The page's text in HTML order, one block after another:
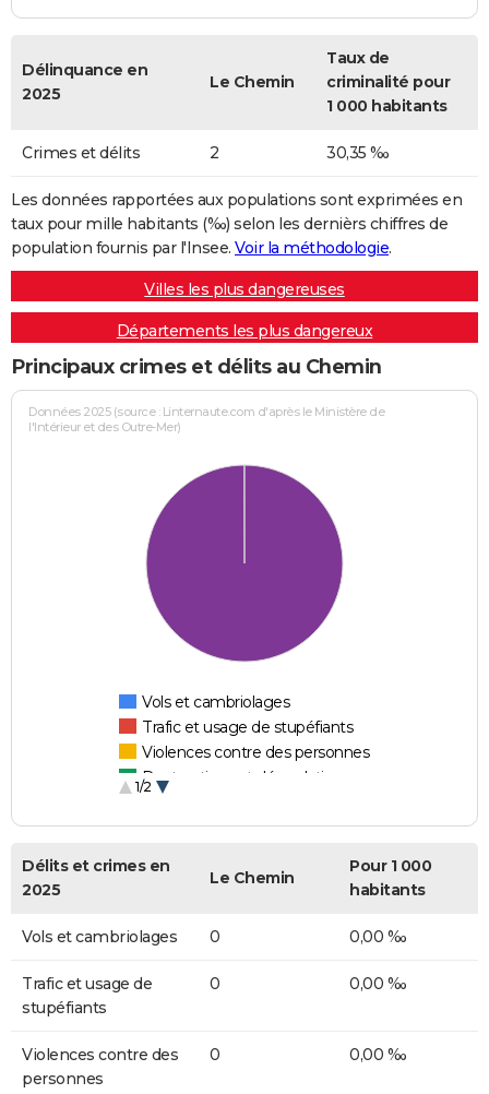
Délinquance en
2025
Le Chemin
Taux de
criminalité pour
1 000 habitants
Crimes et délits 2 30,35 ‰
Les données rapportées aux populations sont exprimées en
taux pour mille habitants (‰) selon les dernièrs chiffres de
population fournis par l'Insee. Voir la méthodologie.
Villes les plus dangereuses
Départements les plus dangereux
Principaux crimes et délits au Chemin
Données 2025 (source : Linternaute.com d'après le Ministère de
l'Intérieur et des Outre-Mer)
Vols et cambriolages
Trafic et usage de stupéfiants
Violences contre des personnes
Destructions et dégradations
1/2
Délits et crimes en
2025
Le Chemin
Pour 1 000
habitants
Vols et cambriolages 0 0,00 ‰
Trafic et usage de
stupéfiants
0 0,00 ‰
Violences contre des
personnes
0 0,00 ‰